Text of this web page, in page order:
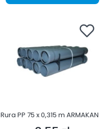
Rura PP 75 x 0,315 m ARMAKAN